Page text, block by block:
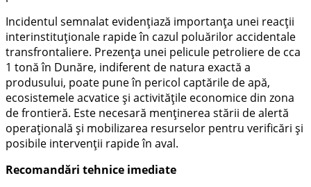
Incidentul semnalat evidențiază importanța unei reacții
interinstituționale rapide în cazul poluărilor accidentale
transfrontaliere. Prezența unei pelicule petroliere de cca
1 tonă în Dunăre, indiferent de natura exactă a
produsului, poate pune în pericol captările de apă,
ecosistemele acvatice și activitățile economice din zona
de frontieră. Este necesară menținerea stării de alertă
operațională și mobilizarea resurselor pentru verificări și
posibile intervenții rapide în aval.
Recomandări tehnice imediate